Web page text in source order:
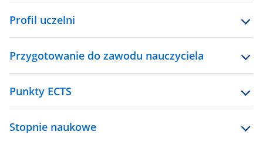
Profil uczelni
Przygotowanie do zawodu nauczyciela
Punkty ECTS
Stopnie naukowe